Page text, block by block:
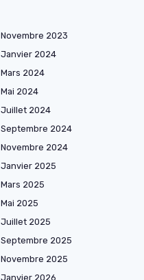
Novembre 2023
Janvier 2024
Mars 2024
Mai 2024
Juillet 2024
Septembre 2024
Novembre 2024
Janvier 2025
Mars 2025
Mai 2025
Juillet 2025
Septembre 2025
Novembre 2025
Janvier 2026